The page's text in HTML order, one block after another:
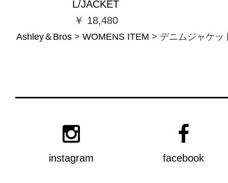
L/JACKET
￥ 18,480
Ashley＆Bros > WOMENS ITEM > デニムジャケッ
instagram facebook